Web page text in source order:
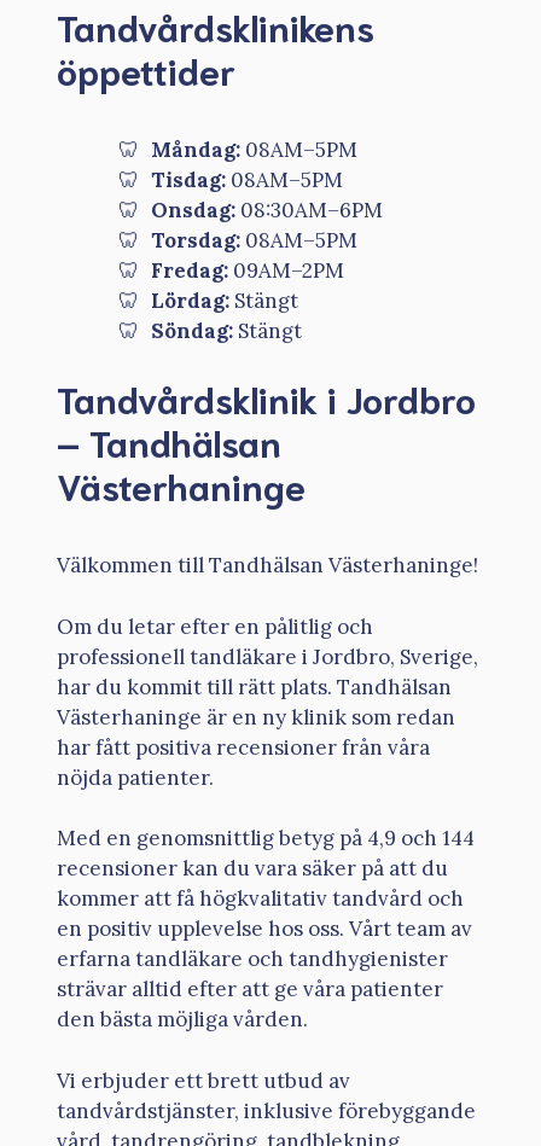
Tandvårdsklinikens
öppettider
Måndag: 08AM–5PM
Tisdag: 08AM–5PM
Onsdag: 08:30AM–6PM
Torsdag: 08AM–5PM
Fredag: 09AM–2PM
Lördag: Stängt
Söndag: Stängt
Tandvårdsklinik i Jordbro
– Tandhälsan
Västerhaninge
Välkommen till Tandhälsan Västerhaninge!
Om du letar efter en pålitlig och
professionell tandläkare i Jordbro, Sverige,
har du kommit till rätt plats. Tandhälsan
Västerhaninge är en ny klinik som redan
har fått positiva recensioner från våra
nöjda patienter.
Med en genomsnittlig betyg på 4,9 och 144
recensioner kan du vara säker på att du
kommer att få högkvalitativ tandvård och
en positiv upplevelse hos oss. Vårt team av
erfarna tandläkare och tandhygienister
strävar alltid efter att ge våra patienter
den bästa möjliga vården.
Vi erbjuder ett brett utbud av
tandvårdstjänster, inklusive förebyggande